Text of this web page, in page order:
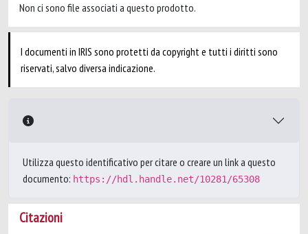
Non ci sono file associati a questo prodotto.
I documenti in IRIS sono protetti da copyright e tutti i diritti sono
riservati, salvo diversa indicazione.
Utilizza questo identificativo per citare o creare un link a questo
documento: https://hdl.handle.net/10281/65308
Citazioni